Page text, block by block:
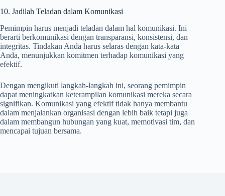
10. Jadilah Teladan dalam Komunikasi
Pemimpin harus menjadi teladan dalam hal komunikasi. Ini
berarti berkomunikasi dengan transparansi, konsistensi, dan
integritas. Tindakan Anda harus selaras dengan kata-kata
Anda, menunjukkan komitmen terhadap komunikasi yang
efektif.
Dengan mengikuti langkah-langkah ini, seorang pemimpin
dapat meningkatkan keterampilan komunikasi mereka secara
signifikan. Komunikasi yang efektif tidak hanya membantu
dalam menjalankan organisasi dengan lebih baik tetapi juga
dalam membangun hubungan yang kuat, memotivasi tim, dan
mencapai tujuan bersama.